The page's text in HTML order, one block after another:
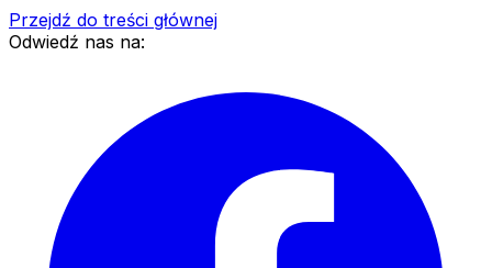
Przejdź do treści głównej
Odwiedź nas na: